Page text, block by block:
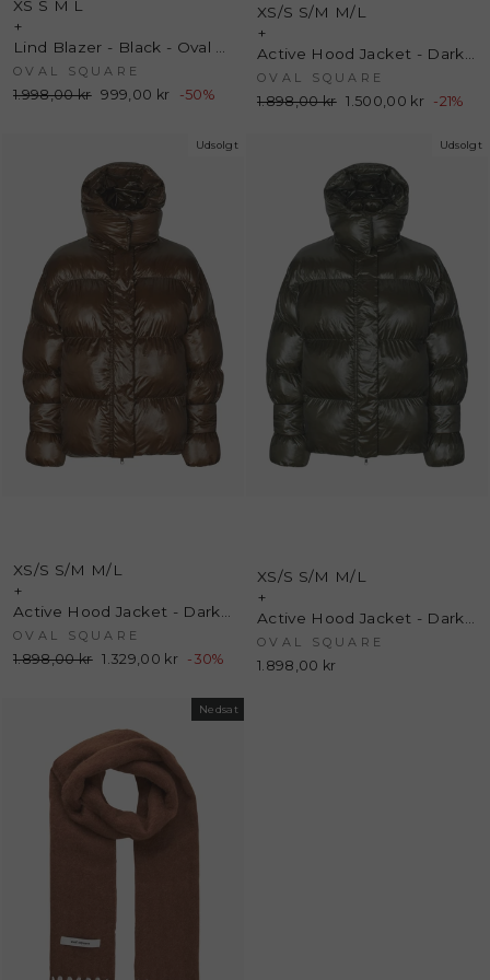
XS S M L
+
OVAL SQUARE
Normalpris
1.998,00 kr Udsalgspris
999,00 kr -50%
XS/S S/M M/L
+
OVAL SQUARE
Normalpris
1.898,00 kr Udsalgspris
1.500,00 kr -21%
Udsolgt
XS/S S/M M/L
+
OVAL SQUARE
Normalpris
1.898,00 kr Udsalgspris
1.329,00 kr -30%
Udsolgt
XS/S S/M M/L
+
OVAL SQUARE
1.898,00 kr
Nedsat